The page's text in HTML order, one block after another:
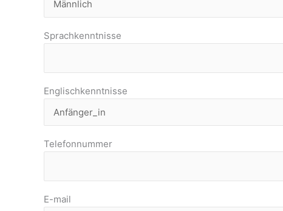
Sprachkenntnisse
Englischkenntnisse
Telefonnummer
E-mail